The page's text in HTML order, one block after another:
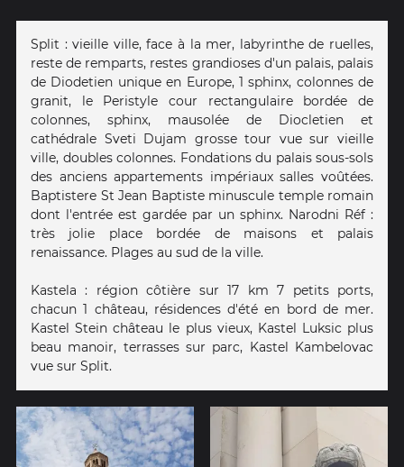
Split : vieille ville, face à la mer, labyrinthe de ruelles,
reste de remparts, restes grandioses d'un palais, palais
de Diodetien unique en Europe, 1 sphinx, colonnes de
granit, le Peristyle cour rectangulaire bordée de
colonnes, sphinx, mausolée de Diocletien et
cathédrale Sveti Dujam grosse tour vue sur vieille
ville, doubles colonnes. Fondations du palais sous-sols
des anciens appartements impériaux salles voûtées.
Baptistere St Jean Baptiste minuscule temple romain
dont l'entrée est gardée par un sphinx. Narodni Réf :
très jolie place bordée de maisons et palais
renaissance. Plages au sud de la ville.
Kastela : région côtière sur 17 km 7 petits ports,
chacun 1 château, résidences d'été en bord de mer.
Kastel Stein château le plus vieux, Kastel Luksic plus
beau manoir, terrasses sur parc, Kastel Kambelovac
vue sur Split.